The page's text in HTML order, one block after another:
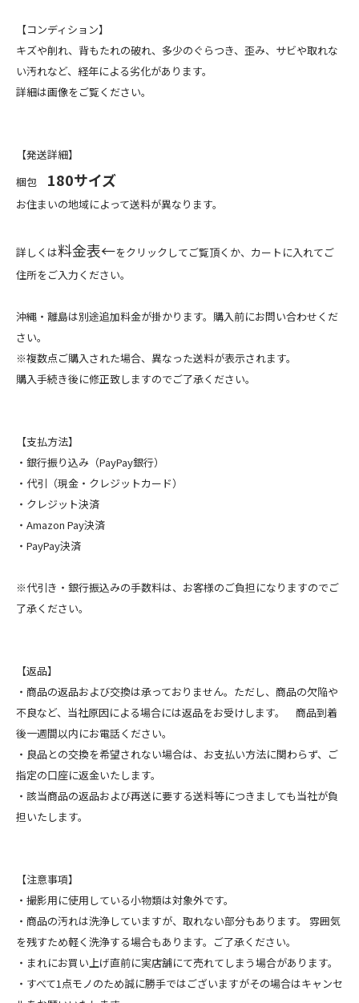
【コンディション】
キズや削れ、背もたれの破れ、多少のぐらつき、歪み、サビや取れな
い汚れなど、経年による劣化があります。
詳細は画像をご覧ください。
【発送詳細】
梱包 180サイズ
お住まいの地域によって送料が異なります。
詳しくは料金表←をクリックしてご覧頂くか、カートに入れてご
住所をご入力ください。
沖縄・離島は別途追加料金が掛かります。購入前にお問い合わせくだ
さい。
※複数点ご購入された場合、異なった送料が表示されます。
購入手続き後に修正致しますのでご了承ください。
【支払方法】
・銀行振り込み（PayPay銀行）
・代引（現金・クレジットカード）
・クレジット決済
・Amazon Pay決済
・PayPay決済
※代引き・銀行振込みの手数料は、お客様のご負担になりますのでご
了承ください。
【返品】
・商品の返品および交換は承っておりません。ただし、商品の欠陥や
不良など、当社原因による場合には返品をお受けします。 商品到着
後一週間以内にお電話ください。
・良品との交換を希望されない場合は、お支払い方法に関わらず、ご
指定の口座に返金いたします。
・該当商品の返品および再送に要する送料等につきましても当社が負
担いたします。
【注意事項】
・撮影用に使用している小物類は対象外です。
・商品の汚れは洗浄していますが、取れない部分もあります。 雰囲気
を残すため軽く洗浄する場合もあります。ご了承ください。
・まれにお買い上げ直前に実店舗にて売れてしまう場合があります。
・すべて1点モノのため誠に勝手ではございますがその場合はキャンセ